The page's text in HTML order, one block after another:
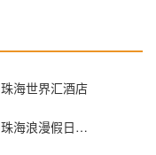
珠海世界汇酒店
珠海浪漫假日短租公寓式酒店